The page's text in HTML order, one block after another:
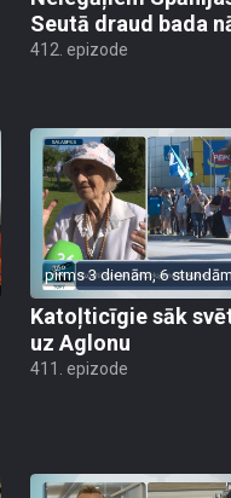
Seutā draud bada
412. epizode
pirms 3 dienām, 6 stundām
Katoļticīgie sāk
uz Aglonu
411. epizode